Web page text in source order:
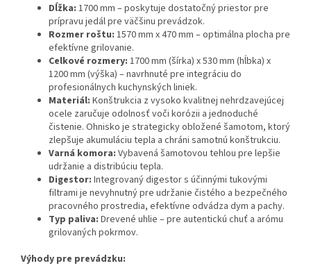
Dĺžka: 1700 mm – poskytuje dostatočný priestor pre
prípravu jedál pre väčšinu prevádzok.
Rozmer roštu: 1570 mm x 470 mm – optimálna plocha pre
efektívne grilovanie.
Celkové rozmery: 1700 mm (šírka) x 530 mm (hĺbka) x
1200 mm (výška) – navrhnuté pre integráciu do
profesionálnych kuchynských liniek.
Materiál: Konštrukcia z vysoko kvalitnej nehrdzavejúcej
ocele zaručuje odolnosť voči korózii a jednoduché
čistenie. Ohnisko je strategicky obložené šamotom, ktorý
zlepšuje akumuláciu tepla a chráni samotnú konštrukciu.
Varná komora: Vybavená šamotovou tehlou pre lepšie
udržanie a distribúciu tepla.
Digestor: Integrovaný digestor s účinnými tukovými
filtrami je nevyhnutný pre udržanie čistého a bezpečného
pracovného prostredia, efektívne odvádza dym a pachy.
Typ paliva: Drevené uhlie – pre autentickú chuť a arómu
grilovaných pokrmov.
Výhody pre prevádzku: